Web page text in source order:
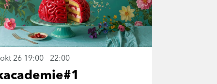
26 19:00 - 22:00